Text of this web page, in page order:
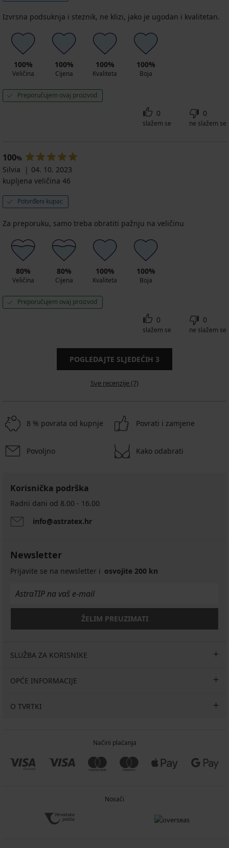
Izvrsna podsuknja i steznik, ne klizi, jako je ugodan i kvalitetan.
100%
Veličina
100%
Cijena
100%
Kvaliteta
100%
Boja
Preporučujem ovaj proizvod
0
slažem se
0
ne slažem se
100%
Silvia
04. 10. 2023
kupljena veličina 46
Potvrđeni kupac
Za preporuku, samo treba obratiti pažnju na veličinu
80%
Veličina
80%
Cijena
100%
Kvaliteta
100%
Boja
Preporučujem ovaj proizvod
0
slažem se
0
ne slažem se
POGLEDAJTE SLJEDEĆIH 3
Sve recenzije (7)
8 % povrata od kupnje Povrati i zamjene
Povoljno Kako odabrati
Korisnička podrška
Radni dani od 8.00 - 16.00
info@astratex.hr
Newsletter
Prijavite se na newsletter i osvojite 200 kn
ŽELIM PREUZIMATI
SLUŽBA ZA KORISNIKE
OPĆE INFORMACIJE
O TVRTKI
Načini plaćanja
Nosači